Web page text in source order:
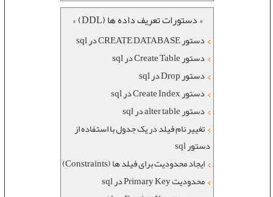
« دستورات تعریف داده ها (DDL) »
دستور CREATE DATABASE در sql
دستور Create Table در sql
دستور Drop در sql
دستور Create Index در sql
دستور alter table در sql
تغییر نام فیلد در یک جدول با استفاده از
دستور sql
ایجاد محدودیت برای فیلد ها (Constraints)
محدودیت Primary Key در sql